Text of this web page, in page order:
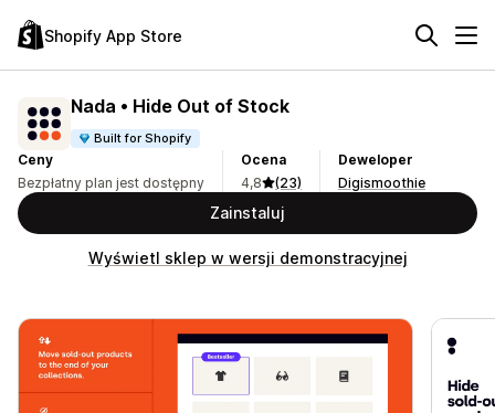
Shopify App Store
Nada • Hide Out of Stock
Built for Shopify
Ceny
Bezpłatny plan jest dostępny
Ocena
4,8
(23)
Deweloper
Digismoothie
Zainstaluj
Wyświetl sklep w wersji demonstracyjnej